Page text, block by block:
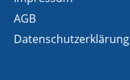
AGB
Datenschutzerklärung